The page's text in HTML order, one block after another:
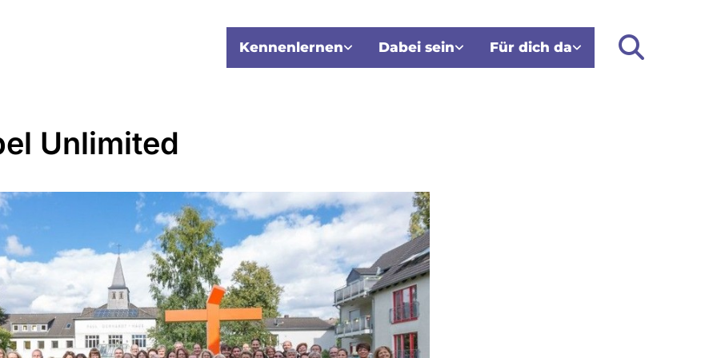
Kennenlernen Dabei sein Für dich da
Unlimited